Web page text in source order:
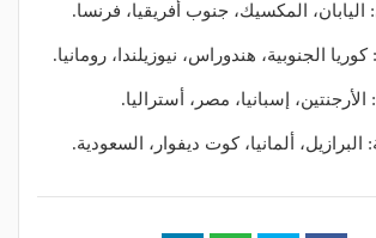
اليابان، المكسيك، جنوب أفريقيا، فرنسا.
كوريا الجنوبية، هندوراس، نيوزيلندا، رومانيا.
الأرجنتين، إسبانيا، مصر، أستراليا.
البرازيل، ألمانيا، كوت ديفوار، السعودية.